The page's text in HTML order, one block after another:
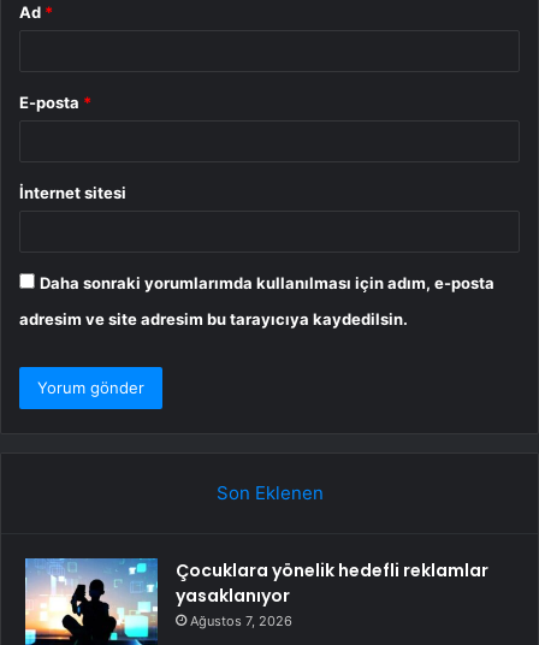
Ad *
E-posta *
İnternet sitesi
Daha sonraki yorumlarımda kullanılması için adım, e-posta
adresim ve site adresim bu tarayıcıya kaydedilsin.
Son Eklenen
Çocuklara yönelik hedefli reklamlar
yasaklanıyor
Ağustos 7, 2026